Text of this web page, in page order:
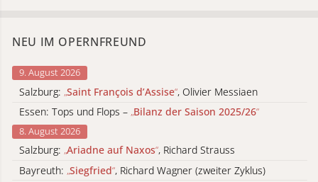
NEU IM OPERNFREUND
9. August 2026
Salzburg: „Saint François d’Assise“, Olivier Messiaen
Essen: Tops und Flops – „Bilanz der Saison 2025/26“
8. August 2026
Salzburg: „Ariadne auf Naxos“, Richard Strauss
Bayreuth: „Siegfried“, Richard Wagner (zweiter Zyklus)